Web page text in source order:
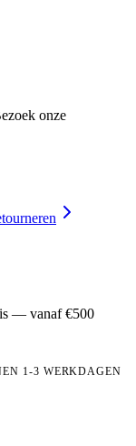
onze
— vanaf €500
1-3 WERKDAGEN